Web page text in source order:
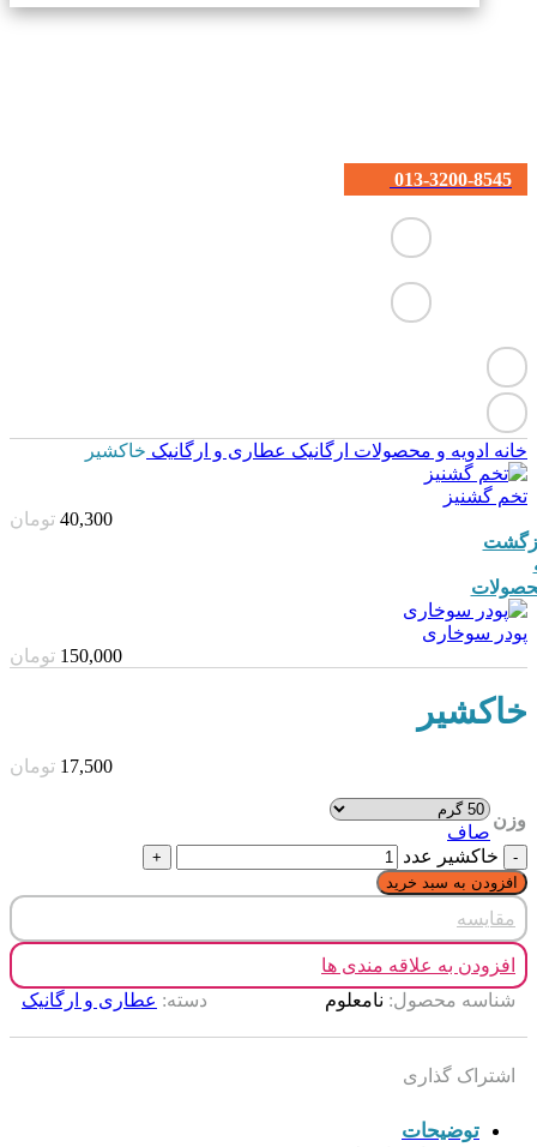
013-3200-8545
خانه ادویه و محصولات ارگانیک عطاری و ارگانیک خاکشیر
تخم گشنیز
40,300 تومان
پودر سوخاری
150,000 تومان
خاکشیر
17,500 تومان
وزن
صاف
خاکشیر عدد
افزودن به سبد خرید
مقایسه
افزودن به علاقه مندی ها
شناسه محصول: نامعلوم دسته: عطاری و ارگانیک
اشتراک گذاری
توضیحات